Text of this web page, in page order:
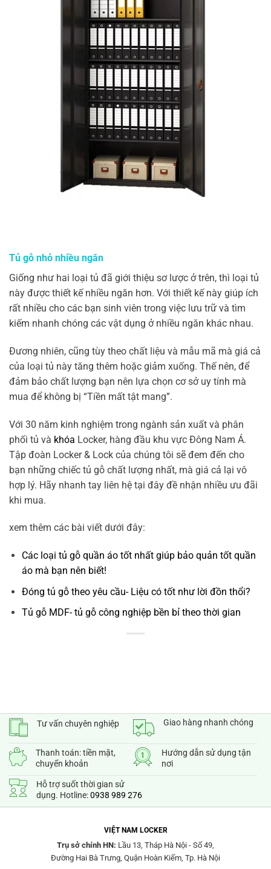
Tủ gỗ nhỏ nhiều ngăn
Giống như hai loại tủ đã giới thiệu sơ lược ở trên, thì loại tủ
này được thiết kế nhiều ngăn hơn. Với thiết kế này giúp ích
rất nhiều cho các bạn sinh viên trong việc lưu trữ và tìm
kiếm nhanh chóng các vật dụng ở nhiều ngăn khác nhau.
Đương nhiên, cũng tùy theo chất liệu và mẫu mã mà giá cả
của loại tủ này tăng thêm hoặc giảm xuống. Thế nên, để
đảm bảo chất lượng bạn nên lựa chọn cơ sở uy tính mà
mua để không bị “Tiền mất tật mang”.
Với 30 năm kinh nghiệm trong ngành sản xuất và phân
phối tủ và khóa Locker, hàng đầu khu vực Đông Nam Á.
Tập đoàn Locker & Lock của chúng tôi sẽ đem đến cho
bạn những chiếc tủ gỗ chất lượng nhất, mà giá cả lại vô
hợp lý. Hãy nhanh tay liên hệ tại đây đề nhận nhiều ưu đãi
khi mua.
xem thêm các bài viết dưới đây:
Các loại tủ gỗ quần áo tốt nhất giúp bảo quản tốt quần
áo mà bạn nên biết!
Đóng tủ gỗ theo yêu cầu- Liệu có tốt như lời đồn thổi?
Tủ gỗ MDF- tủ gỗ công nghiệp bền bỉ theo thời gian
Tư vấn chuyên nghiệp Giao hàng nhanh chóng
Thanh toán: tiền mặt,
chuyển khoản
Hướng dẫn sử dụng tận
nơi
Hỗ trợ suốt thời gian sử
dụng. Hotline:0938 989 276
VIỆT NAM LOCKER
Trụ sở chính HN: Lầu 13, Tháp Hà Nội - Số 49,
Đường Hai Bà Trưng, Quận Hoàn Kiếm, Tp. Hà Nội